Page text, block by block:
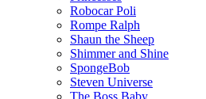
Robocar Poli
Rompe Ralph
Shaun the Sheep
Shimmer and Shine
SpongeBob
Steven Universe
The Boss Baby